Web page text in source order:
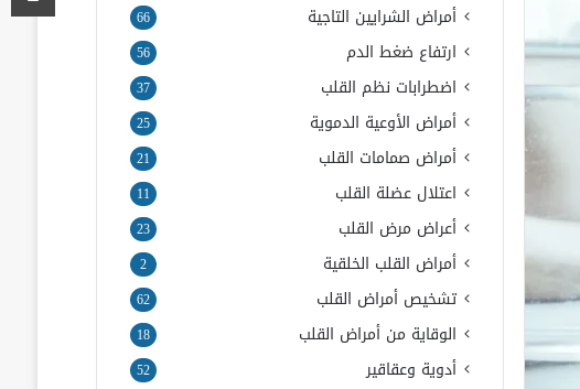
أمراض الشرايين التاجية 66
ارتفاع ضغط الدم 56
اضطرابات نظم القلب 37
أمراض الأوعية الدموية 25
أمراض صمامات القلب 21
اعتلال عضلة القلب 11
أعراض مرض القلب 23
أمراض القلب الخلقية 2
تشخيص أمراض القلب 62
الوقاية من أمراض القلب 18
أدوية وعقاقير 52